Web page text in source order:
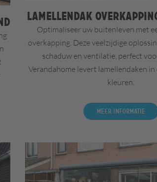
Lamellendak
Optimaliseer uw buitenleven met
overkapping. Deze veelzijdige
schaduw en ventilatie, perfect
Verandahome levert lamellendaken
kleuren.
Meer informatie